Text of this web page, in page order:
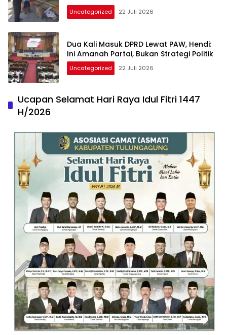
Uncategorized 22 Juli 2026
Dua Kali Masuk DPRD Lewat PAW, Hendi:
Ini Amanah Partai, Bukan Strategi Politik
Uncategorized 22 Juli 2026
Ucapan Selamat Hari Raya Idul Fitri 1447
H/2026